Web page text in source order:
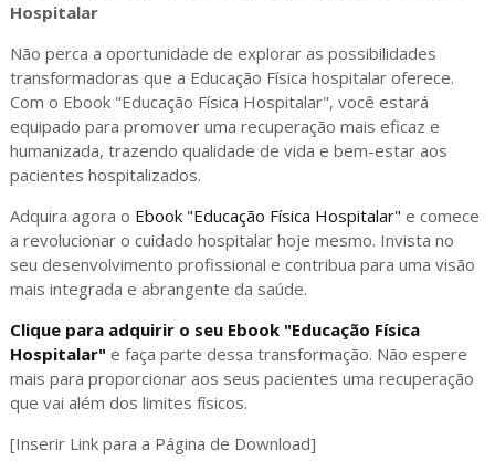
Hospitalar
Não perca a oportunidade de explorar as possibilidades
transformadoras que a Educação Física hospitalar oferece.
Com o Ebook "Educação Física Hospitalar", você estará
equipado para promover uma recuperação mais eficaz e
humanizada, trazendo qualidade de vida e bem-estar aos
pacientes hospitalizados.
Adquira agora o Ebook "Educação Física Hospitalar" e comece
a revolucionar o cuidado hospitalar hoje mesmo. Invista no
seu desenvolvimento profissional e contribua para uma visão
mais integrada e abrangente da saúde.
Clique para adquirir o seu Ebook "Educação Física
Hospitalar" e faça parte dessa transformação. Não espere
mais para proporcionar aos seus pacientes uma recuperação
que vai além dos limites físicos.
[Inserir Link para a Página de Download]